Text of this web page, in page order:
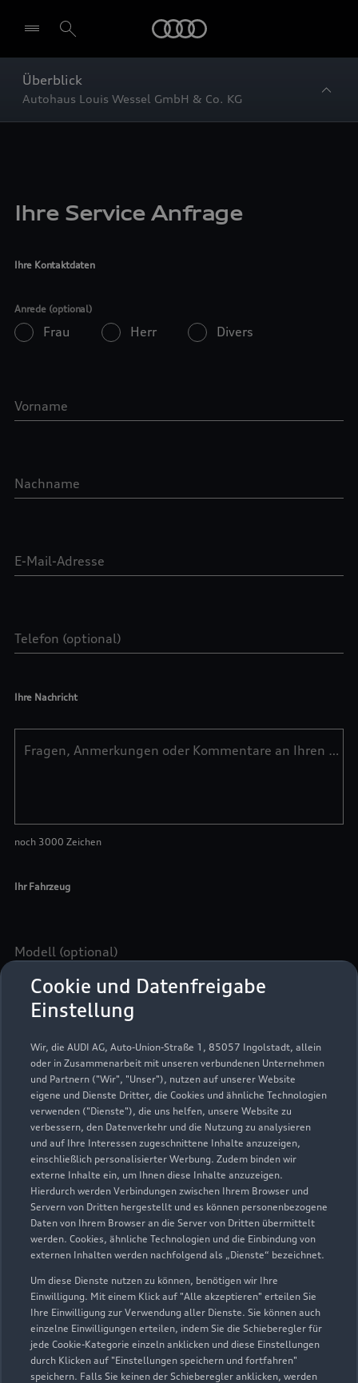
Cookie und Datenfreigabe
Einstellung
Wir, die AUDI AG, Auto-Union-Straße 1, 85057 Ingolstadt, allein
oder in Zusammenarbeit mit unseren verbundenen Unternehmen
und Partnern ("Wir", "Unser"), nutzen auf unserer Website
eigene und Dienste Dritter, die Cookies und ähnliche Technologien
verwenden ("Dienste"), die uns helfen, unsere Website zu
verbessern, den Datenverkehr und die Nutzung zu analysieren
und auf Ihre Interessen zugeschnittene Inhalte anzuzeigen,
einschließlich personalisierter Werbung. Zudem binden wir
externe Inhalte ein, um Ihnen diese Inhalte anzuzeigen.
Hierdurch werden Verbindungen zwischen Ihrem Browser und
Servern von Dritten hergestellt und es können personenbezogene
Daten von Ihrem Browser an die Server von Dritten übermittelt
werden. Cookies, ähnliche Technologien und die Einbindung von
externen Inhalten werden nachfolgend als „Dienste“ bezeichnet.
Um diese Dienste nutzen zu können, benötigen wir Ihre
Einwilligung. Mit einem Klick auf "Alle akzeptieren" erteilen Sie
Ihre Einwilligung zur Verwendung aller Dienste. Sie können auch
einzelne Einwilligungen erteilen, indem Sie die Schieberegler für
jede Cookie-Kategorie einzeln anklicken und diese Einstellungen
durch Klicken auf "Einstellungen speichern und fortfahren"
speichern. Falls Sie keinen der Schieberegler anklicken, werden
Überblick
Autohaus Louis Wessel GmbH & Co. KG